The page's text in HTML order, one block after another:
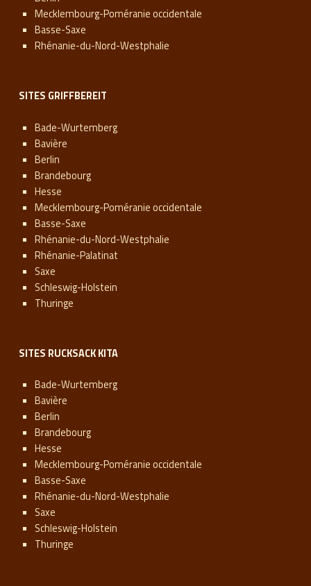
Mecklembourg-Poméranie occidentale
Basse-Saxe
Rhénanie-du-Nord-Westphalie
SITES GRIFFBEREIT
Bade-Wurtemberg
Bavière
Berlin
Brandebourg
Hesse
Mecklembourg-Poméranie occidentale
Basse-Saxe
Rhénanie-du-Nord-Westphalie
Rhénanie-Palatinat
Saxe
Schleswig-Holstein
Thuringe
SITES RUCKSACK KITA
Bade-Wurtemberg
Bavière
Berlin
Brandebourg
Hesse
Mecklembourg-Poméranie occidentale
Basse-Saxe
Rhénanie-du-Nord-Westphalie
Saxe
Schleswig-Holstein
Thuringe